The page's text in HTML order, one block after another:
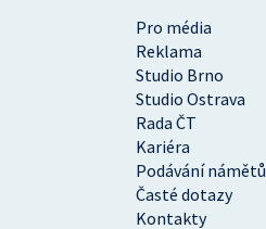
Pro média
Reklama
Studio Brno
Studio Ostrava
Rada ČT
Kariéra
Podávání námětů
Časté dotazy
Kontakty